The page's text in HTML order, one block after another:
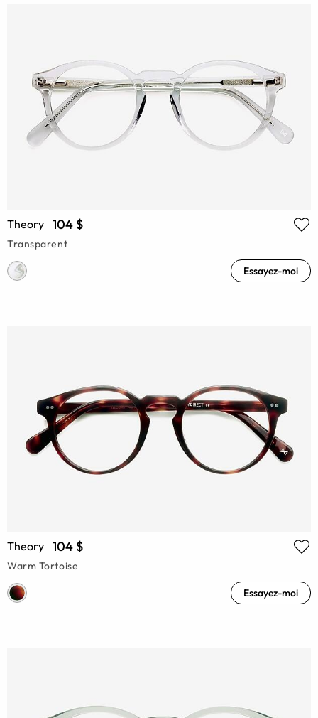
Theory 104 $
Transparent
Essayez-moi
Theory 104 $
Warm Tortoise
Essayez-moi